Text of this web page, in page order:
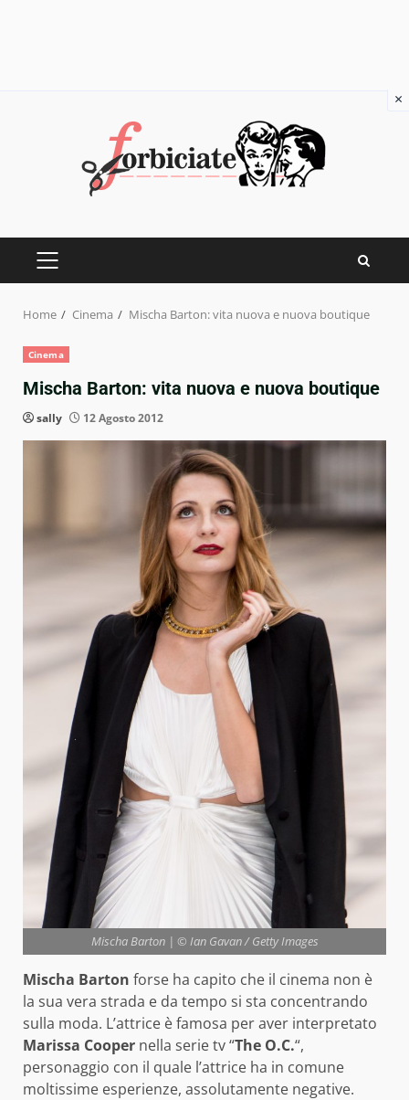
PRIMARY
Home Cinema Mischa Barton: vita nuova e nuova boutique
Cinema
Mischa Barton: vita nuova e nuova boutique
sally 12 Agosto 2012
Mischa Barton | © Ian Gavan / Getty Images
Mischa Barton forse ha capito che il cinema non è
la sua vera strada e da tempo si sta concentrando
sulla moda. L’attrice è famosa per aver interpretato
Marissa Cooper nella serie tv “The O.C.“,
personaggio con il quale l’attrice ha in comune
moltissime esperienze, assolutamente negative.
×